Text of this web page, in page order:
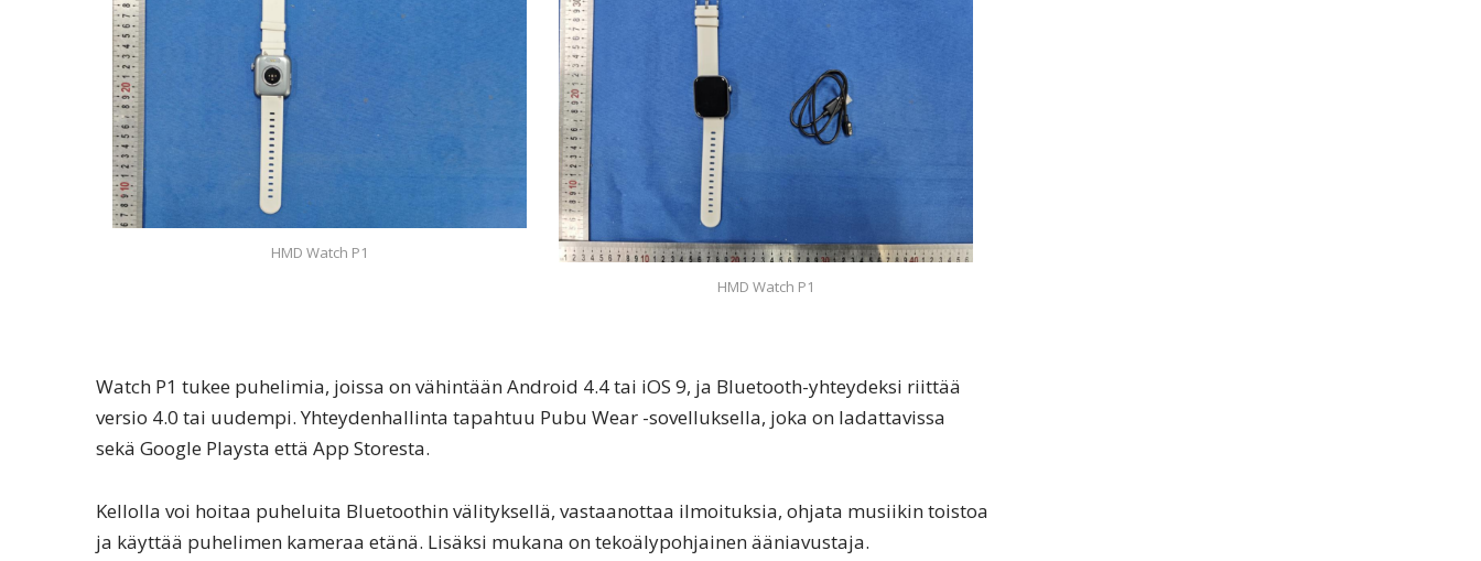
HMD Watch P1
HMD Watch P1
Watch P1 tukee puhelimia, joissa on vähintään Android 4.4 tai iOS 9, ja Bluetooth-yhteydeksi riittää
versio 4.0 tai uudempi. Yhteydenhallinta tapahtuu Pubu Wear -sovelluksella, joka on ladattavissa
sekä Google Playsta että App Storesta.
Kellolla voi hoitaa puheluita Bluetoothin välityksellä, vastaanottaa ilmoituksia, ohjata musiikin toistoa
ja käyttää puhelimen kameraa etänä. Lisäksi mukana on tekoälypohjainen ääniavustaja.